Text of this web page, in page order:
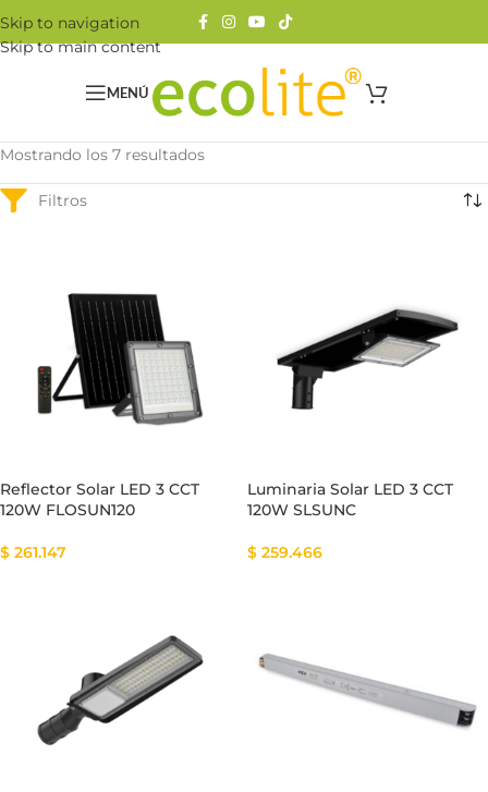
Skip to navigation
Skip to main content
MENÚ
Mostrando los 7 resultados
Reflector Solar LED 3 CCT
120W FLOSUN120
$ 261.147
Luminaria Solar LED 3 CCT
120W SLSUNC
$ 259.466